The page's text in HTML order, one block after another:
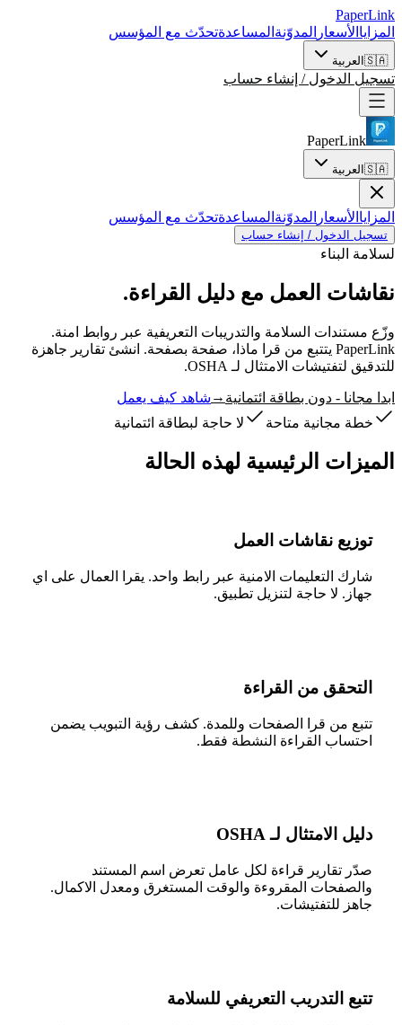
PaperLink
المزايا الأسعار المدوّنة المساعدةتحدّث مع المؤسس
🇸🇦 العربية
تسجيل الدخول / إنشاء حساب
PaperLink
🇸🇦 العربية
المزايا الأسعار المدوّنة المساعدةتحدّث مع المؤسس
تسجيل الدخول / إنشاء حساب
لسلامة البناء
نقاشات العمل مع دليل القراءة.
وزّع مستندات السلامة والتدريبات التعريفية عبر روابط امنة.
PaperLink يتتبع من قرا ماذا، صفحة بصفحة. انشئ تقارير جاهزة
للتدقيق لتفتيشات الامتثال لـ OSHA.
ابدا مجانا - دون بطاقة ائتمانية → شاهد كيف يعمل
خطة مجانية متاحة
لا حاجة لبطاقة ائتمانية
الميزات الرئيسية لهذه الحالة
توزيع نقاشات العمل
شارك التعليمات الامنية عبر رابط واحد. يقرا العمال على اي
جهاز. لا حاجة لتنزيل تطبيق.
التحقق من القراءة
تتبع من قرا الصفحات وللمدة. كشف رؤية التبويب يضمن
احتساب القراءة النشطة فقط.
دليل الامتثال لـ OSHA
صدّر تقارير قراءة لكل عامل تعرض اسم المستند
والصفحات المقروءة والوقت المستغرق ومعدل الاكمال.
جاهز للتفتيشات.
تتبع التدريب التعريفي للسلامة